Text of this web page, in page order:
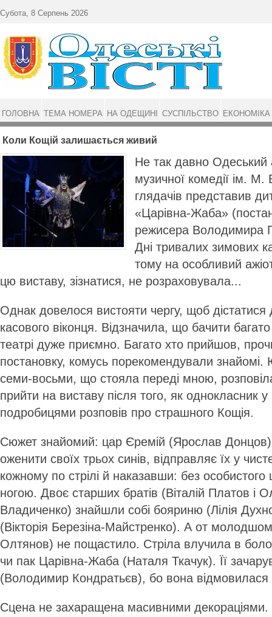
Коли Кощій залишається живий
Не так давно Одеський
музичної комедії ім. М.
глядачів представив
«Царівна-Жаба»
режисера Володимира
Дні тривалих зимових
тому на особливий
цю виставу, зізнатися, не розраховувала...
Однак довелося вистояти чергу, щоб дістатися
касового віконця. Відзначила, що бачити
театрі дуже приємно. Багато хто прийшов,
постановку, комусь порекомендували знайомі.
семи-восьми, що стояла переді мною,
прийти на виставу після того, як однокласник
подробицями розповів про страшного Кощія.
Сюжет знайомий: цар Єремій (Ярослав
оженити своїх трьох синів, відправляє їх у
кожному по стрілі й наказавши: без
ногою. Двоє старших братів (Віталій Платов і
Владиченко) знайшли собі бояриню (Лілія
(Вікторія Березіна-Майстренко). А от
Олтянов) не пощастило. Стріла влучила в
чи пак Царівна-Жаба (Наталя Ткачук). Її
(Володимир Кондратьєв), бо вона відмовилася
Сцена не захаращена масивними декораціями.
Субота, 8 Серпень 2026
ГОЛОВНА ТЕМА НОМЕРА НА ОДЕЩИНІ СУСПІЛЬСТВО ЕКОНОМІКА